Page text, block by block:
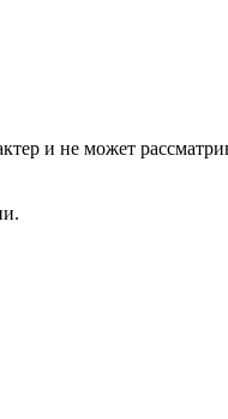
и не может